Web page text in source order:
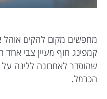
מחפשים מקום להקים אוהל
קמפינג חוף מעיין צבי אחד
שהוסדר לאחרונה ללינה על
הכרמל.